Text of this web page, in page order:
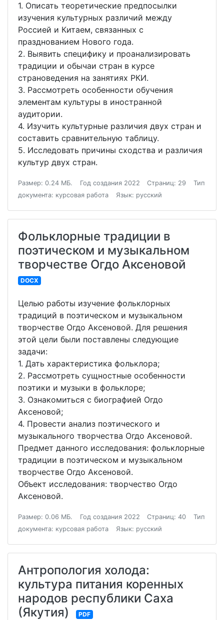
1. Описать теоретические предпосылки
изучения культурных различий между
Россией и Китаем, связанных с
празднованием Нового года.
2. Выявить специфику и проанализировать
традиции и обычаи стран в курсе
страноведения на занятиях РКИ.
3. Рассмотреть особенности обучения
элементам культуры в иностранной
аудитории.
4. Изучить культурные различия двух стран и
составить сравнительную таблицу.
5. Исследовать причины сходства и различия
культур двух стран.
Размер: 0.24 МБ. Год создания 2022 Страниц: 29
Тип
документа: курсовая работа
Язык: русский
Фольклорные традиции в
поэтическом и музыкальном
творчестве Огдо Аксеновой
DOCX
Целью работы изучение фольклорных
традиций в поэтическом и музыкальном
творчестве Огдо Аксеновой. Для решения
этой цели были поставлены следующие
задачи:
1. Дать характеристика фольклора;
2. Рассмотреть сущностные особенности
поэтики и музыки в фольклоре;
3. Ознакомиться с биографией Огдо
Аксеновой;
4. Провести анализ поэтического и
музыкального творчества Огдо Аксеновой.
Предмет данного исследования: фольклорные
традиции в поэтическом и музыкальном
творчестве Огдо Аксеновой.
Объект исследования: творчество Огдо
Аксеновой.
Размер: 0.06 МБ. Год создания 2022 Страниц: 40
Тип
документа: курсовая работа
Язык: русский
Антропология холода:
культура питания коренных
народов республики Саха
(Якутия)
PDF